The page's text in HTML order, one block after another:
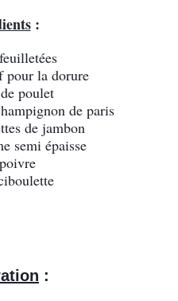
:
pour la dorure
poulet
de paris
de jambon
semi épaisse
: